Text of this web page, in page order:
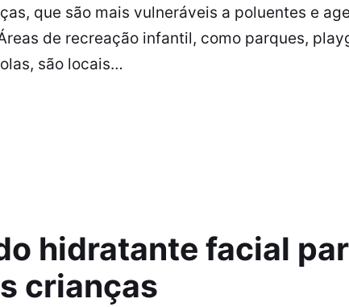
que são mais vulneráveis a poluentes e
de recreação infantil, como parques,
são locais…
hidratante facial
crianças